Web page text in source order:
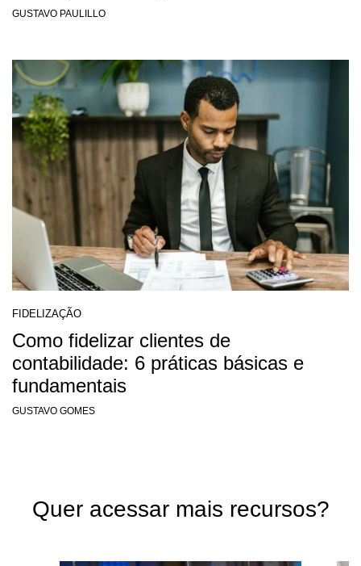
GUSTAVO PAULILLO
FIDELIZAÇÃO
Como fidelizar clientes de
contabilidade: 6 práticas básicas e
fundamentais
GUSTAVO GOMES
Quer acessar mais recursos?